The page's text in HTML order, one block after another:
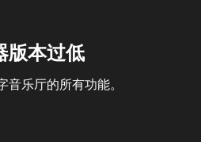
版本过低
乐厅的所有功能。